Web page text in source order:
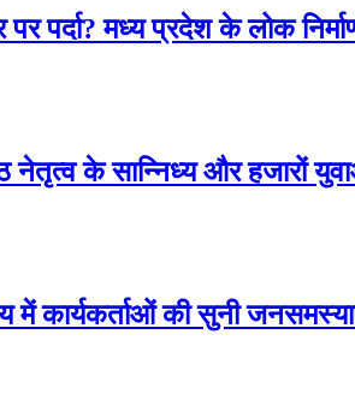
पर पर्दा? मध्य प्रदेश के लोक
नेतृत्व के सान्निध्य और हजारों
में कार्यकर्ताओं की सुनी